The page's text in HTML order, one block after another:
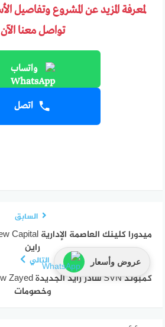
لمعرفة المزيد عن المشروع وتفاصيل
تواصل معنا الآن
واتساب
اتصل
السابق
راين
التالي
وخصومات
عروض وأسعار